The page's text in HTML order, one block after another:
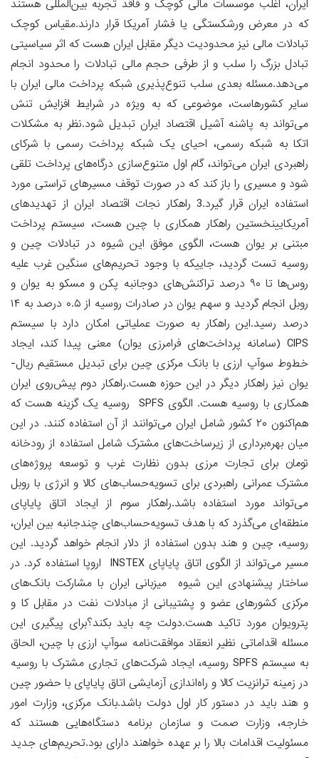
ایران، اغلب موسسات مالی کوچک و فاقد تجربه بین‌المللی هستند
که در معرض ورشکستگی یا فشار آمریکا قرار دارند.مقیاس کوچک
تبادلات مالی نیز محدودیت دیگر مقابل ایران هست که اثر سیاسیتی
تبادل بزرگ را سلب و از طرفی حجم مالی تبادلات را محدود انجام
می‌دهد.مسئله بعدی سلب تنوع‌پذیری شبکه پرداخت مالی ایران با
سایر کشورهاست، موضوعی که به ویژه در شرایط افزایش تنش
می‌تواند به پاشنه آشیل اقتصاد ایران تبدیل شود.نظر به مشکلات
اتکا به شبکه رسمی، احیای یک شبکه پرداخت رسمی با شرکای
راهبردی ایران می‌تواند، گام اول متنوع‌سازی درگاه‌های پرداخت تلقی
شود و مسیری را باز کند که در صورت توقف مسیرهای تراستی مورد
استفاده ایران قرار گیرد.3 راهکار نجات اقتصاد ایران از تهدیدهای
آمریکایینخستین راهکار همکاری با چین هست، سیستم پرداخت
مبتنی بر یوان هست، الگوی موفق این شیوه در تبادلات چین و
روسیه تست گردید، جاییکه با وجود تحریم‌های سنگین غرب علیه
روس‌ها تا ۹۰ درصد تراکنش‌های دوجانبه پکن و مسکو به یوان و
روبل انجام گردید و سهم یوان در صادرات روسیه از ۰.۵ درصد به ۱۴
درصد رسید.این راهکار به صورت عملیاتی امکان دارد با سیستم
CIPS (سامانه پرداخت‌های فرامرزی یوان) معنی پیدا کند، ایجاد
خط‌وط سوآپ ارزی با بانک مرکزی چین برای تبدیل مستقیم ریال-
یوان نیز راهکار دیگر در این حوزه هست.راهکار دوم پیش‌روی ایران
همکاری با روسیه هست. الگوی SPFS روسیه یک گزینه هست که
هم‌اکنون ۲۰ کشور شامل ایران می‌توانند از آن استفاده کنند. در این
میان بهره‌برداری از زیرساخت‌های مشترک شامل استفاده از رودخانه
تومان برای تجارت مرزی بدون نظارت غرب و توسعه پروژه‌های
مشترک عمرانی راهبردی برای تسویه‌حساب‌های کالا و انرژی با روبل
می‌تواند مورد استفاده باشد.راهکار سوم از ایجاد اتاق پایاپای
منطقه‌ای می‌گذرد که با هدف تسویه‌حساب‌های چندجانبه بین ایران،
روسیه، چین و هند بدون استفاده از دلار انجام خواهد گردید. این
مسیر می‌‎تواند از الگوی اتاق پایاپای INSTEX اروپا استفاده کرد. در
ساختار پیشنهادی این شیوه میزبانی ایران با مشارکت بانک‌های
مرکزی کشورهای عضو و پشتیبانی از مبادلات نفت در مقابل کا و
پترویوان مورد تاکید هست.دولت چه باید بکند؟برای پیگیری این
مسئله اقداماتی نظیر انعقاد موافقت‌نامه سوآپ ارزی با چین، الحاق
به سیستم SPFS روسیه، ایجاد شرکت‌های تجاری مشترک با روسیه
در زمینه ترانزیت کالا و راه‌اندازی آزمایشی اتاق پایاپای با حضور چین
و هند باید در دستور کار اول دولت باشد.بانک مرکزی، وزارت امور
خارجه، وزارت صمت و سازمان برنامه دستگاه‌هایی هستند که
مسئولیت اقدامات بالا را بر عهده خواهند دارای بود.تحریم‌های جدید